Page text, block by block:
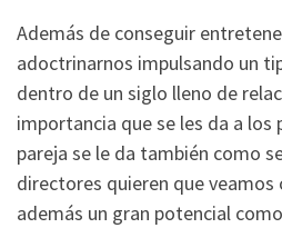
Además de conseguir
adoctrinarnos impulsando un
dentro de un siglo lleno de
importancia que se les da a
pareja se le da también como
directores quieren que
además un gran potencial